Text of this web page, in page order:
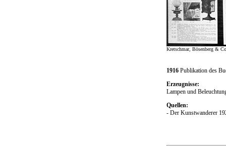
Kretschmar, Bösenberg &
1916 Publikation des
Erzeugnisse:
Lampen und
Quellen:
- Der Kunstwanderer